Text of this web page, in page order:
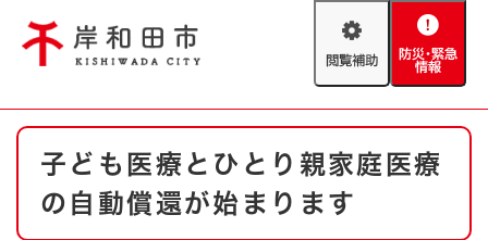
閲
助
防
緊
情
やさしい日本語
防災・緊急情報 救急・消防
ハザードマップ AED設置箇所
本
子ども医療とひとり親家庭医療
の自動償還が始まります